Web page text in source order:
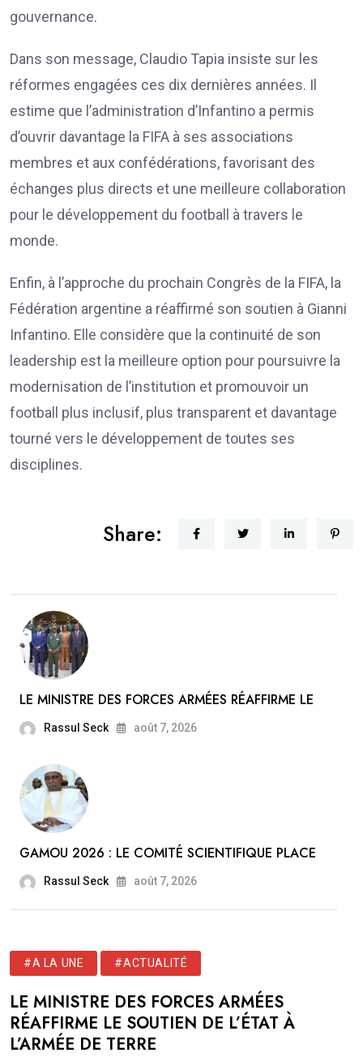
gouvernance.
Dans son message, Claudio Tapia insiste sur les
réformes engagées ces dix dernières années. Il
estime que l’administration d’Infantino a permis
d’ouvrir davantage la FIFA à ses associations
membres et aux confédérations, favorisant des
échanges plus directs et une meilleure collaboration
pour le développement du football à travers le
monde.
Enfin, à l’approche du prochain Congrès de la FIFA, la
Fédération argentine a réaffirmé son soutien à Gianni
Infantino. Elle considère que la continuité de son
leadership est la meilleure option pour poursuivre la
modernisation de l’institution et promouvoir un
football plus inclusif, plus transparent et davantage
tourné vers le développement de toutes ses
disciplines.
Share:
LE MINISTRE DES FORCES ARMÉES RÉAFFIRME LE
Rassul Seck août 7, 2026
GAMOU 2026 : LE COMITÉ SCIENTIFIQUE PLACE
Rassul Seck août 7, 2026
#A LA UNE #ACTUALITÉ
LE MINISTRE DES FORCES ARMÉES
RÉAFFIRME LE SOUTIEN DE L’ÉTAT À
L’ARMÉE DE TERRE